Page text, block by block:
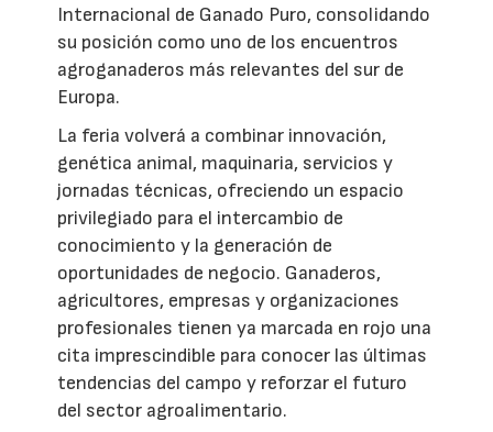
Internacional de Ganado Puro, consolidando
su posición como uno de los encuentros
agroganaderos más relevantes del sur de
Europa.
La feria volverá a combinar innovación,
genética animal, maquinaria, servicios y
jornadas técnicas, ofreciendo un espacio
privilegiado para el intercambio de
conocimiento y la generación de
oportunidades de negocio. Ganaderos,
agricultores, empresas y organizaciones
profesionales tienen ya marcada en rojo una
cita imprescindible para conocer las últimas
tendencias del campo y reforzar el futuro
del sector agroalimentario.